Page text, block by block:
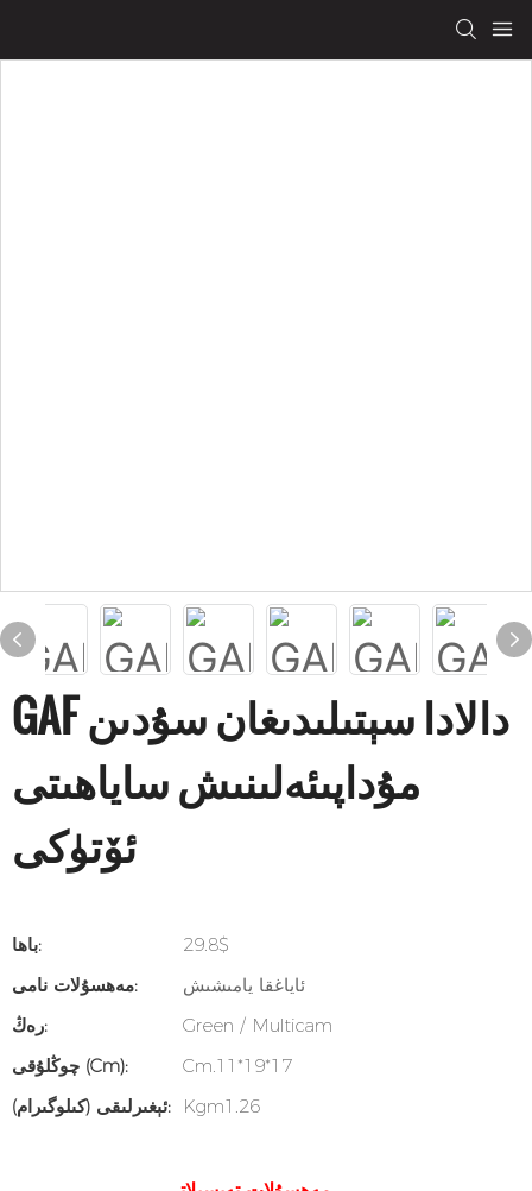
GAF دالادا سېتىلىدىغان سۇدىن
مۇداپىئەلىنىش ساياھىتى
ئۆتۈكى
باھا:
29.8$
مەھسۇلات نامى:
ئاياغقا يامىشىش
رەڭ:
Green / Multicam
چوڭلۇقى (cm):
Cm.11*19*17
ئېغىرلىقى (كىلوگىرام):
Kgm1.26